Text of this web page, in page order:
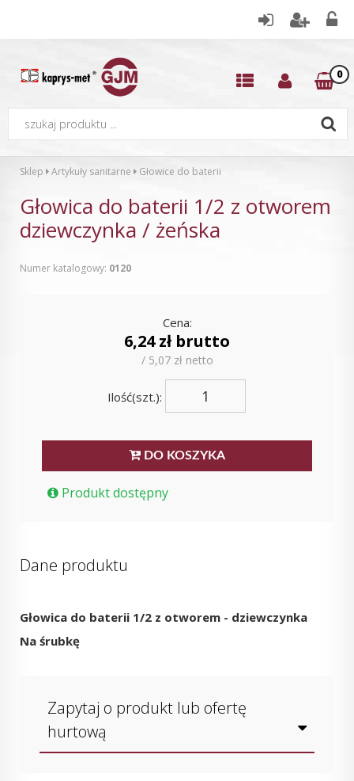
0
Sklep Artykuły sanitarne Głowice do baterii
Głowica do baterii 1/2 z otworem
dziewczynka / żeńska
Numer katalogowy: 0120
Cena:
6,24 zł brutto
/ 5,07 zł netto
Ilość(szt.):
DO KOSZYKA
Produkt dostępny
Dane produktu
Głowica do baterii 1/2 z otworem - dziewczynka
Na śrubkę
Zapytaj o produkt lub ofertę
hurtową